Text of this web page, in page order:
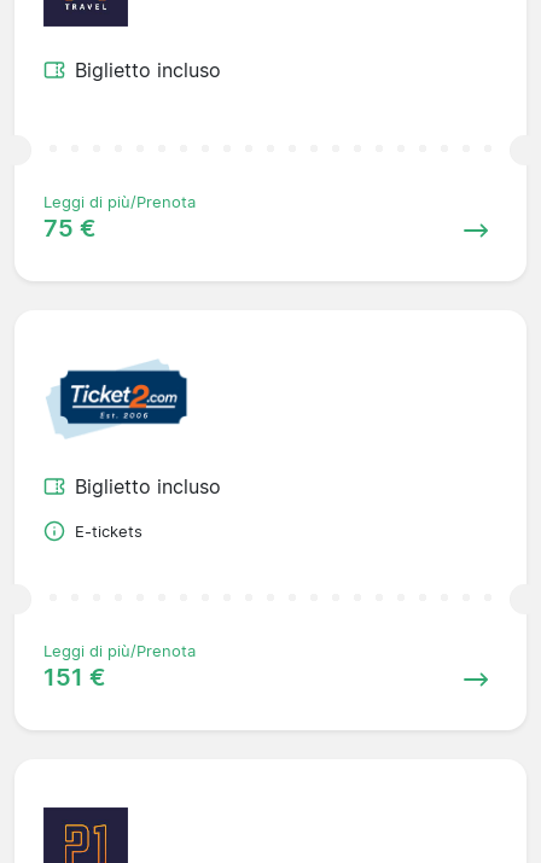
Biglietto incluso
Leggi di più/Prenota
75 €
Biglietto incluso
E-tickets
Leggi di più/Prenota
151 €